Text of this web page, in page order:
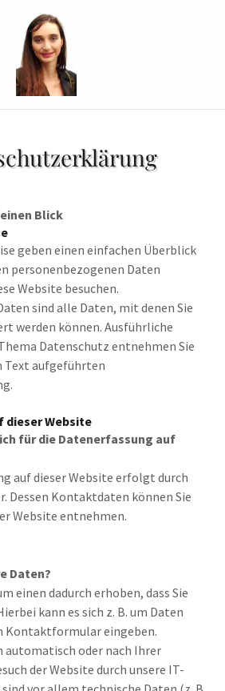
Blick
geben einen einfachen Überblick
personenbezogenen Daten
Website besuchen.
sind alle Daten, mit denen Sie
werden können. Ausführliche
Datenschutz entnehmen Sie
Text aufgeführten
dieser Website
für die Datenerfassung auf
auf dieser Website erfolgt durch
Dessen Kontaktdaten können Sie
Website entnehmen.
Daten?
einen dadurch erhoben, dass Sie
kann es sich z. B. um Daten
Kontaktformular eingeben.
automatisch oder nach Ihrer
der Website durch unsere IT-